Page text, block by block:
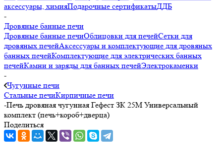
аксессуары, химияПодарочные сертификатыДДБ
-
Дровяные банные печи
Дровяные банные печиОблицовки для печейСетки для
дровяных печейАксессуары и комплектующие для дровяных
банных печейКомплектующие для электрических банных
печейКамни и заряды для банных печейЭлектрокаменки
-
Чугунные печи
Стальные печиКирпичные печи
-Печь дровяная чугунная Гефест ЗК 25М Универсальный
комплект (печь+короб+дверца)
Поделиться